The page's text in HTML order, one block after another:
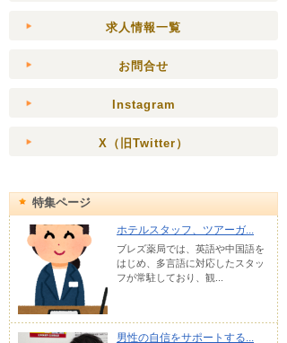
求人情報一覧
お問合せ
Instagram
X（旧Twitter）
特集ページ
ホテルスタッフ、ツアーガ...
ブレズ薬局では、英語や中国語を
はじめ、多言語に対応したスタッ
フが常駐しており、観...
男性の自信をサポートする...